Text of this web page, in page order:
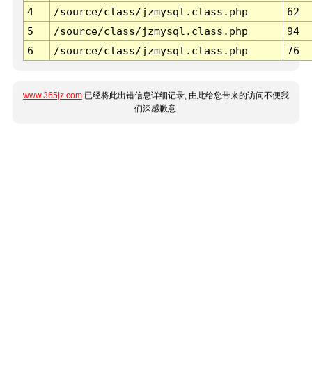
4
/source/class/jzmysql.class.php
62
5
/source/class/jzmysql.class.php
94
6
/source/class/jzmysql.class.php 76
www.365jz.com 已经将此出错信息详细记录, 由此给您带来的访问不便我
们深感歉意.